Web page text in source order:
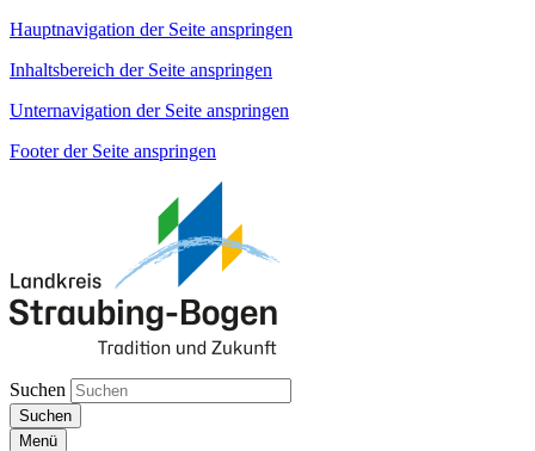
Hauptnavigation der Seite anspringen
Inhaltsbereich der Seite anspringen
Unternavigation der Seite anspringen
Footer der Seite anspringen
Suchen
Suchen
Menü